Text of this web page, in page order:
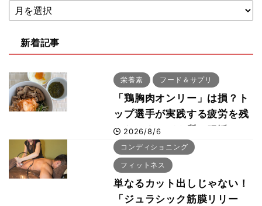
新着記事
栄養素 フード＆サプリ
「鶏胸肉オンリー」は損？ト
ップ選手が実践する疲労を残
さないタンパク質＆腸活コン
ボ
2026/8/6
コンディショニング
フィットネス
単なるカット出しじゃない！
「ジュラシック筋膜リリー